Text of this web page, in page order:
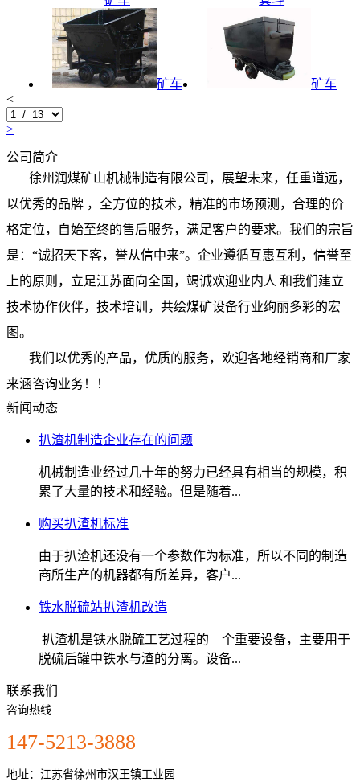
矿车 矿车
<
>
公司简介
徐州润煤矿山机械制造有限公司，展望未来，任重道远，
以优秀的品牌 ，全方位的技术，精准的市场预测，合理的价
格定位，自始至终的售后服务，满足客户的要求。我们的宗旨
是：“诚招天下客，誉从信中来”。企业遵循互惠互利，信誉至
上的原则，立足江苏面向全国，竭诚欢迎业内人 和我们建立
技术协作伙伴，技术培训，共绘煤矿设备行业绚丽多彩的宏
图。
我们以优秀的产品，优质的服务，欢迎各地经销商和厂家
来涵咨询业务！！
新闻动态
扒渣机制造企业存在的问题
机械制造业经过几十年的努力已经具有相当的规模，积
累了大量的技术和经验。但是随着...
购买扒渣机标准
由于扒渣机还没有一个参数作为标准，所以不同的制造
商所生产的机器都有所差异，客户...
铁水脱硫站扒渣机改造
扒渣机是铁水脱硫工艺过程的—个重要设备，主要用于
脱硫后罐中铁水与渣的分离。设备...
联系我们
咨询热线
147-5213-3888
地址：江苏省徐州市汉王镇工业园